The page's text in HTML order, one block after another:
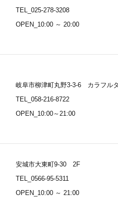
TEL_025-278-3208
OPEN_10:00 ～ 20:00
岐阜市柳津町丸野3-3-6 カラフル
TEL_058-216-8722
OPEN_10:00～21:00
安城市大東町9-30 2F
TEL_0566-95-5311
OPEN_10:00 ～ 21:00